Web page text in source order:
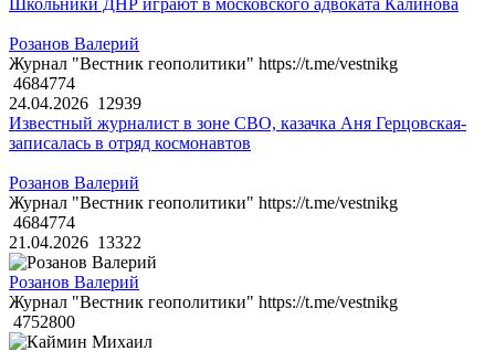
Школьники ДНР играют в московского адвоката Калинова
Розанов Валерий
Журнал "Вестник геополитики" https://t.me/vestnikg
4684774
24.04.2026 12939
Известный журналист в зоне СВО, казачка Аня Герцовская-
записалась в отряд космонавтов
Розанов Валерий
Журнал "Вестник геополитики" https://t.me/vestnikg
4684774
21.04.2026 13322
Розанов Валерий
Журнал "Вестник геополитики" https://t.me/vestnikg
4752800